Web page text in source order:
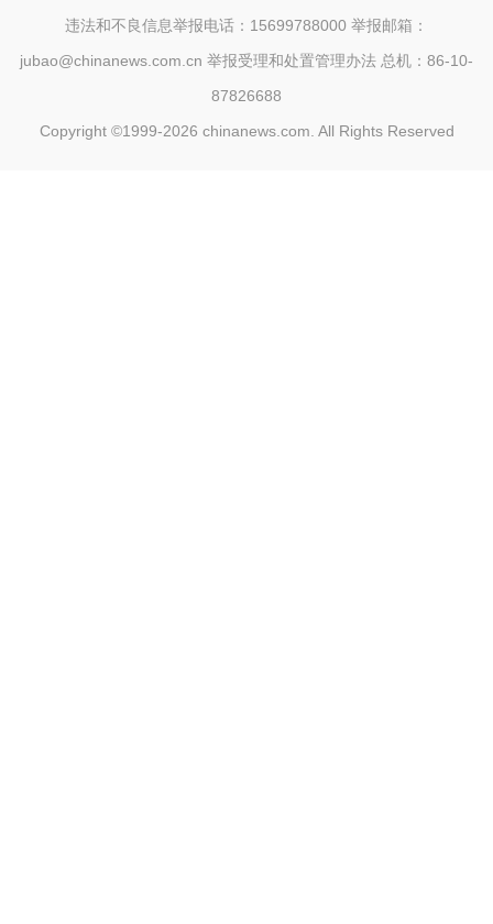
违法和不良信息举报电话：15699788000 举报邮箱：
jubao@chinanews.com.cn 举报受理和处置管理办法 总机：86-10-
87826688
Copyright ©1999-2026 chinanews.com. All Rights Reserved